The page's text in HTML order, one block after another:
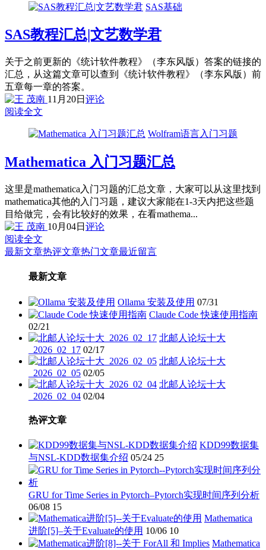
SAS基础
SAS教程汇总|文艺数学君
关于之前更新的《统计软件教程》（李东风版）答案的链接的
汇总，从这篇文章可以查到《统计软件教程》（李东风版）前
五章每一章的答案。
11月20日 评论
阅读全文
Wolfram语言入门习题
Mathematica 入门习题汇总
这里是mathematica入门习题的汇总文章，大家可以从这里找到
mathematica其他的入门习题，建议大家能在1-3天内把这些题
目给做完，会有比较好的效果，在看mathema...
10月04日 评论
阅读全文
最新文章热评文章热门文章最近留言
最新文章
Ollama 安装及使用 07/31
Claude Code 快速使用指南
02/21
北邮人论坛十大
_2026_02_17 02/17
北邮人论坛十大
_2026_02_05 02/05
北邮人论坛十大
_2026_02_04 02/04
热评文章
KDD99数据集
与NSL-KDD数据集介绍 05/24 25
GRU for Time Series in Pytorch–Pytorch实现时间序列分析
06/08 15
Mathematica
进阶[5]–关于Evaluate的使用 10/06 10
Mathematica